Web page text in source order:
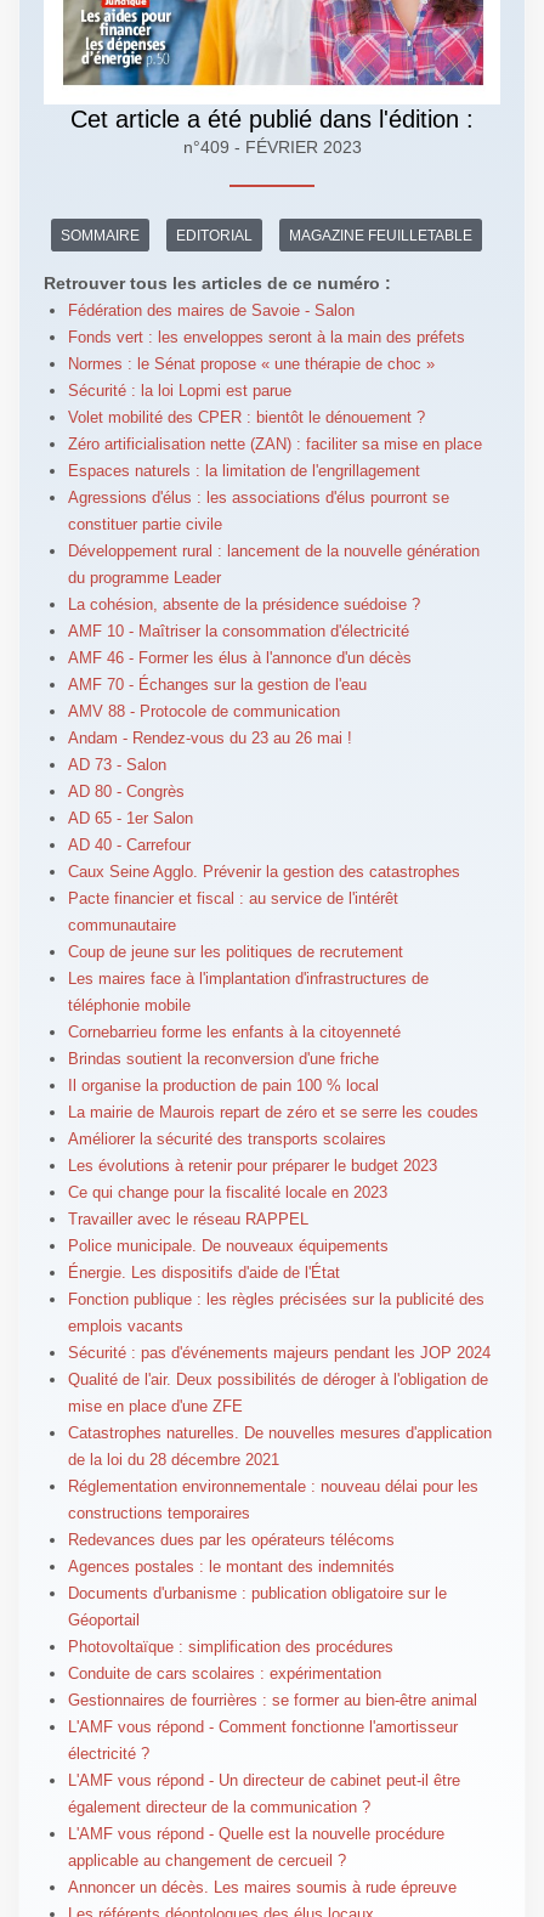
Cet article a été publié dans l'édition :
n°409 - FÉVRIER 2023
SOMMAIRE EDITORIAL MAGAZINE FEUILLETABLE
Retrouver tous les articles de ce numéro :
Fédération des maires de Savoie - Salon
Fonds vert : les enveloppes seront à la main des préfets
Normes : le Sénat propose « une thérapie de choc »
Sécurité : la loi Lopmi est parue
Volet mobilité des CPER : bientôt le dénouement ?
Zéro artificialisation nette (ZAN) : faciliter sa mise en place
Espaces naturels : la limitation de l'engrillagement
Agressions d'élus : les associations d'élus pourront se
constituer partie civile
Développement rural : lancement de la nouvelle génération
du programme Leader
La cohésion, absente de la présidence suédoise ?
AMF 10 - Maîtriser la consommation d'électricité
AMF 46 - Former les élus à l'annonce d'un décès
AMF 70 - Échanges sur la gestion de l'eau
AMV 88 - Protocole de communication
Andam - Rendez-vous du 23 au 26 mai !
AD 73 - Salon
AD 80 - Congrès
AD 65 - 1er Salon
AD 40 - Carrefour
Caux Seine Agglo. Prévenir la gestion des catastrophes
Pacte financier et fiscal : au service de l'intérêt
communautaire
Coup de jeune sur les politiques de recrutement
Les maires face à l'implantation d'infrastructures de
téléphonie mobile
Cornebarrieu forme les enfants à la citoyenneté
Brindas soutient la reconversion d'une friche
Il organise la production de pain 100 % local
La mairie de Maurois repart de zéro et se serre les coudes
Améliorer la sécurité des transports scolaires
Les évolutions à retenir pour préparer le budget 2023
Ce qui change pour la fiscalité locale en 2023
Travailler avec le réseau RAPPEL
Police municipale. De nouveaux équipements
Énergie. Les dispositifs d'aide de l'État
Fonction publique : les règles précisées sur la publicité des
emplois vacants
Sécurité : pas d'événements majeurs pendant les JOP 2024
Qualité de l'air. Deux possibilités de déroger à l'obligation de
mise en place d'une ZFE
Catastrophes naturelles. De nouvelles mesures d'application
de la loi du 28 décembre 2021
Réglementation environnementale : nouveau délai pour les
constructions temporaires
Redevances dues par les opérateurs télécoms
Agences postales : le montant des indemnités
Documents d'urbanisme : publication obligatoire sur le
Géoportail
Photovoltaïque : simplification des procédures
Conduite de cars scolaires : expérimentation
Gestionnaires de fourrières : se former au bien-être animal
L'AMF vous répond - Comment fonctionne l'amortisseur
électricité ?
L'AMF vous répond - Un directeur de cabinet peut-il être
également directeur de la communication ?
L'AMF vous répond - Quelle est la nouvelle procédure
applicable au changement de cercueil ?
Annoncer un décès. Les maires soumis à rude épreuve